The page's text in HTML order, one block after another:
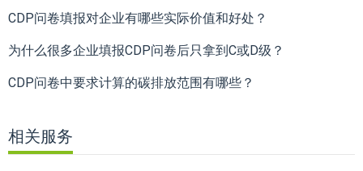
CDP问卷填报对企业有哪些实际价值和好处？
为什么很多企业填报CDP问卷后只拿到C或D级？
CDP问卷中要求计算的碳排放范围有哪些？
相关服务